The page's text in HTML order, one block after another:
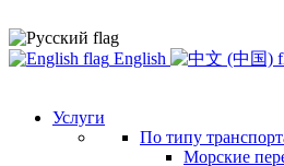
English
Услуги
По типу
Морские